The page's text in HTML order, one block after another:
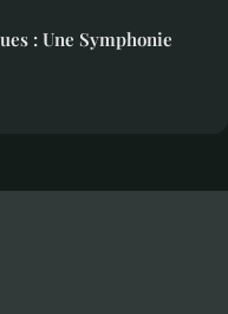
: Une Symphonie